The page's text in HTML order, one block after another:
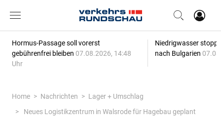
Hormus-Passage soll vorerst
gebührenfrei bleiben 07.08.2026, 14:48
Uhr
Niedrigwasser
nach Bulgarien
Home Nachrichten
Lager + Umschlag
Neues Logistikzentrum in Walsrode für Hagebau geplant